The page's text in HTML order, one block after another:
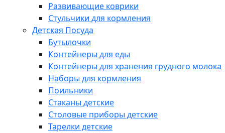
Развивающие коврики
Стульчики для кормления
Детская Посуда
Бутылочки
Контейнеры для еды
Контейнеры для хранения грудного молока
Наборы для кормления
Поильники
Стаканы детские
Столовые приборы детские
Тарелки детские